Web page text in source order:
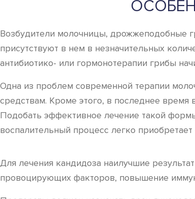
Возбудители молочницы, дрожжеподобные
присутствуют в нем в незначительных
антибиотико- или гормонотерапии грибы
Одна из проблем современной терапии
средствам. Кроме этого, в последнее время
Подобать эффективное лечение такой
воспалительный процесс легко
Для лечения кандидоза наилучшие
провоцирующих факторов, повышение